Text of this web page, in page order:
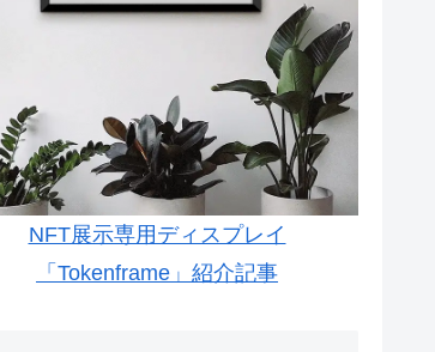
NFT展示専用ディスプレイ
「Tokenframe」紹介記事